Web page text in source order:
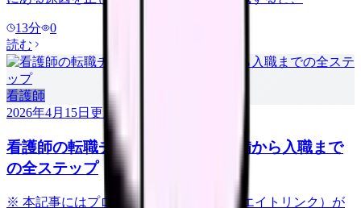
13分
0
読む
看護師
2026年4月15日 更新
看護師の転職チェックリスト｜準備から入職まで
の全ステップ
※ 本記事にはプロモーション（アフィリエイトリンク）が